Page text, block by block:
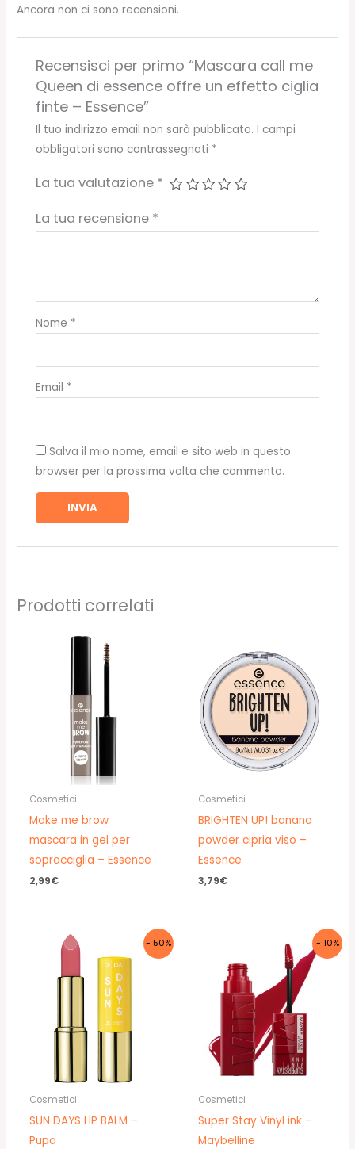
-
Essence
quantità
Ancora non ci sono recensioni.
Recensisci per primo “Mascara call me
Queen di essence offre un effetto ciglia
finte – Essence”
Il tuo indirizzo email non sarà pubblicato. I campi
obbligatori sono contrassegnati *
La tua valutazione *
La tua recensione *
Nome *
Email *
Salva il mio nome, email e sito web in questo
browser per la prossima volta che commento.
Prodotti correlati
Cosmetici
Make me brow
mascara in gel per
sopracciglia – Essence
2,99€
Cosmetici
BRIGHTEN UP! banana
powder cipria viso –
Essence
3,79€
- 50%
Cosmetici
SUN DAYS LIP BALM –
Pupa
- 10%
Cosmetici
Super Stay Vinyl ink –
Maybelline